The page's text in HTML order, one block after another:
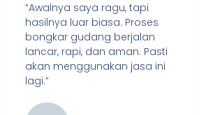
“Awalnya saya ragu, tapi
hasilnya luar biasa. Proses
bongkar gudang berjalan
lancar, rapi, dan aman. Pasti
akan menggunakan jasa ini
lagi.”